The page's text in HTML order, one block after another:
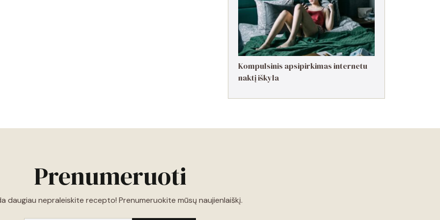
Kompulsinis apsipirkimas internetu
naktį iškyla
Prenumeruoti
daugiau nepraleiskite recepto! Prenumeruokite mūsų naujienlaiškį.